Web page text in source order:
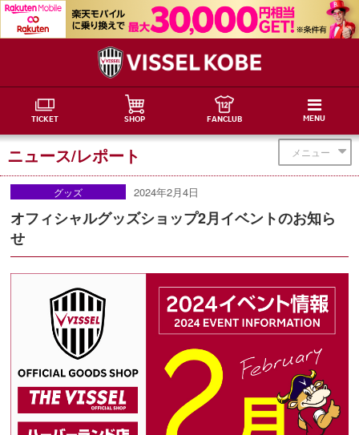
TICKET SHOP FANCLUB MENU
メニュー
ニュース/レポート
グッズ 2024年2月4日
オフィシャルグッズショップ2月イベントのお知ら
せ